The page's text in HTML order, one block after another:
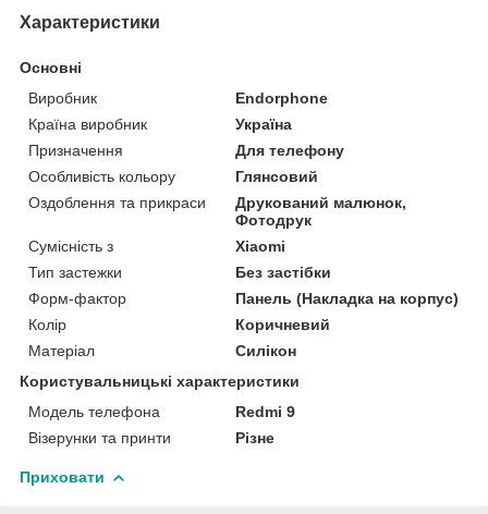
Характеристики
Основні
Виробник
Endorphone
Країна виробник
Україна
Призначення
Для телефону
Особливість кольору
Глянсовий
Оздоблення та прикраси
Друкований малюнок,
Фотодрук
Сумісність з
Xiaomi
Тип застежки
Без застібки
Форм-фактор
Панель (Накладка на корпус)
Колір
Коричневий
Матеріал
Силікон
Користувальницькі характеристики
Модель телефона
Redmi 9
Візерунки та принти
Різне
Приховати